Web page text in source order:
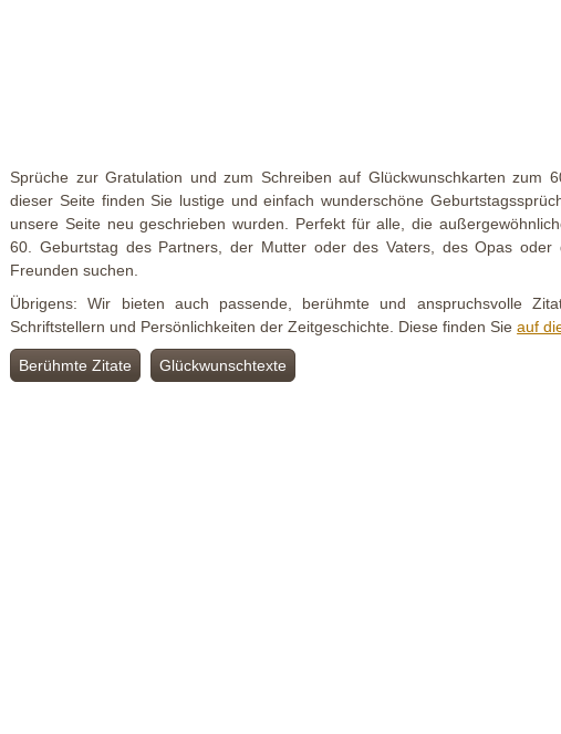
Sprüche zur Gratulation und zum Schreiben auf Glückwunschkarten zum
dieser Seite finden Sie lustige und einfach wunderschöne
unsere Seite neu geschrieben wurden. Perfekt für alle, die
60. Geburtstag des Partners, der Mutter oder des Vaters, des Opas oder
Freunden suchen.
Übrigens: Wir bieten auch passende, berühmte und anspruchsvolle
Schriftstellern und Persönlichkeiten der Zeitgeschichte. Diese finden Sieauf
Berühmte Zitate Glückwunschtexte